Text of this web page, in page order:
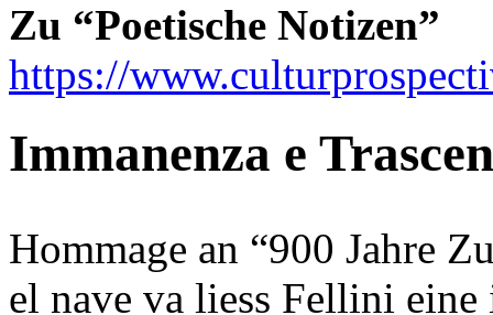
Zu “Poetische Notizen”
https://
Immanenza e
Hommage an “900 Jahre
el nave va liess Fellini